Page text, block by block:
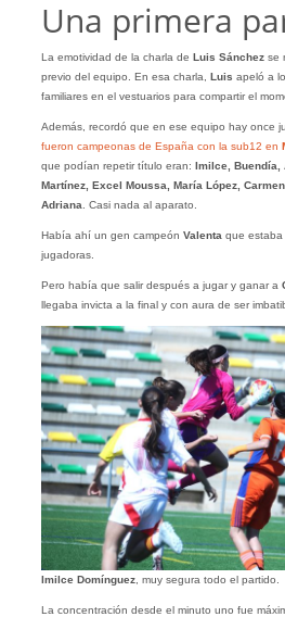
Una primera
La emotividad de la charla de Luis Sánchez se
previo del equipo. En esa charla, Luis apeló a
familiares en el vestuarios para compartir el
Además, recordó que en ese equipo hay once
fueron campeonas de España con la sub12 en
que podían repetir título eran:
Imilce, Buendía,
Martínez, Excel Moussa, María López,
Adriana. Casi nada al aparato.
Había ahí un gen campeón Valentaque estaba
jugadoras.
Pero había que salir después a jugar y ganar a
llegaba invicta a la final y con aura de ser
Imilce Domínguez, muy segura todo el partido.
La concentración desde el minuto uno fue